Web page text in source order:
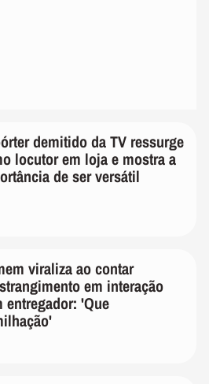
demitido da TV ressurge
locutor em loja e mostra a
de ser versátil
viraliza ao contar
em interação
entregador: 'Que